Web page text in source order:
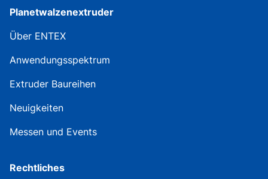
Planetwalzenextruder
Über ENTEX
Anwendungsspektrum
Extruder Baureihen
Neuigkeiten
Messen und Events
Rechtliches